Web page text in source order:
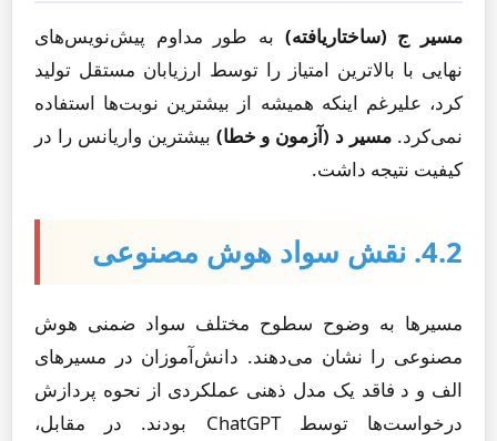
مسیر ج (ساختاریافته) به طور مداوم پیش‌نویس‌های
نهایی با بالاترین امتیاز را توسط ارزیابان مستقل تولید
کرد، علیرغم اینکه همیشه از بیشترین نوبت‌ها استفاده
نمی‌کرد. مسیر د (آزمون و خطا) بیشترین واریانس را در
کیفیت نتیجه داشت.
4.2. نقش سواد هوش مصنوعی
مسیرها به وضوح سطوح مختلف سواد ضمنی هوش
مصنوعی را نشان می‌دهند. دانش‌آموزان در مسیرهای
الف و د فاقد یک مدل ذهنی عملکردی از نحوه پردازش
درخواست‌ها توسط ChatGPT بودند. در مقابل،